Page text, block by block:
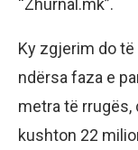
“Zhurnal.mk”.
Ky zgjerim do
ndërsa faza e
metra të rrugës,
kushton 22